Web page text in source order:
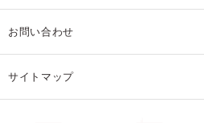
お問い合わせ
サイトマップ